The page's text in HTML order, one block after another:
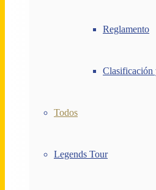
Reglamento
Clasificación
Todos
Legends Tour